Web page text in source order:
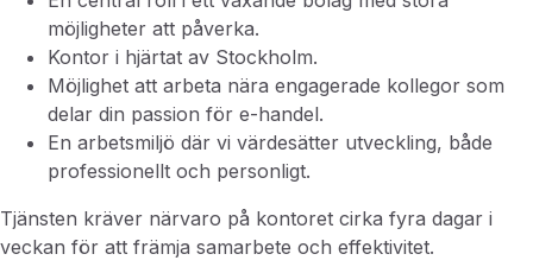
möjligheter att påverka.
Kontor i hjärtat av Stockholm.
Möjlighet att arbeta nära engagerade kollegor som
delar din passion för e-handel.
En arbetsmiljö där vi värdesätter utveckling, både
professionellt och personligt.
Tjänsten kräver närvaro på kontoret cirka fyra dagar i
veckan för att främja samarbete och effektivitet.